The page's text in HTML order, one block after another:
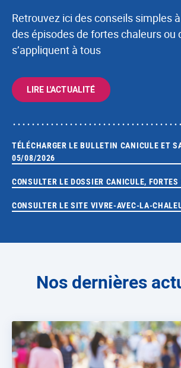
Retrouvez ici des conseils simples
des épisodes de fortes chaleurs ou
s’appliquent à tous
LIRE L'ACTUALITÉ
TÉLÉCHARGER LE BULLETIN CANICULE ET
05/08/2026
CONSULTER LE DOSSIER CANICULE, FORTES
CONSULTER LE SITE VIVRE-AVEC-LA-
Nos dernières